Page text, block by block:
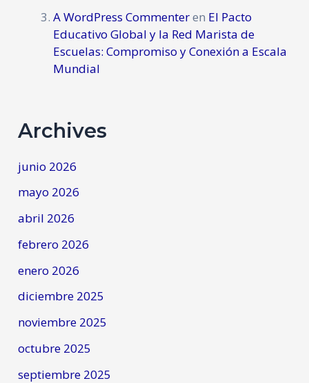
A WordPress Commenteren El Pacto
Educativo Global y la Red Marista de
Escuelas: Compromiso y Conexión a Escala
Mundial
Archives
junio 2026
mayo 2026
abril 2026
febrero 2026
enero 2026
diciembre 2025
noviembre 2025
octubre 2025
septiembre 2025